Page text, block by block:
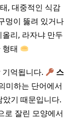
, 대중적인 식감
멍이 뚫려 있거나
리, 라자냐 만두
태
억됩니다.
스
미하는 단어에서
기 때문입니다.
로 잘린 모양에서